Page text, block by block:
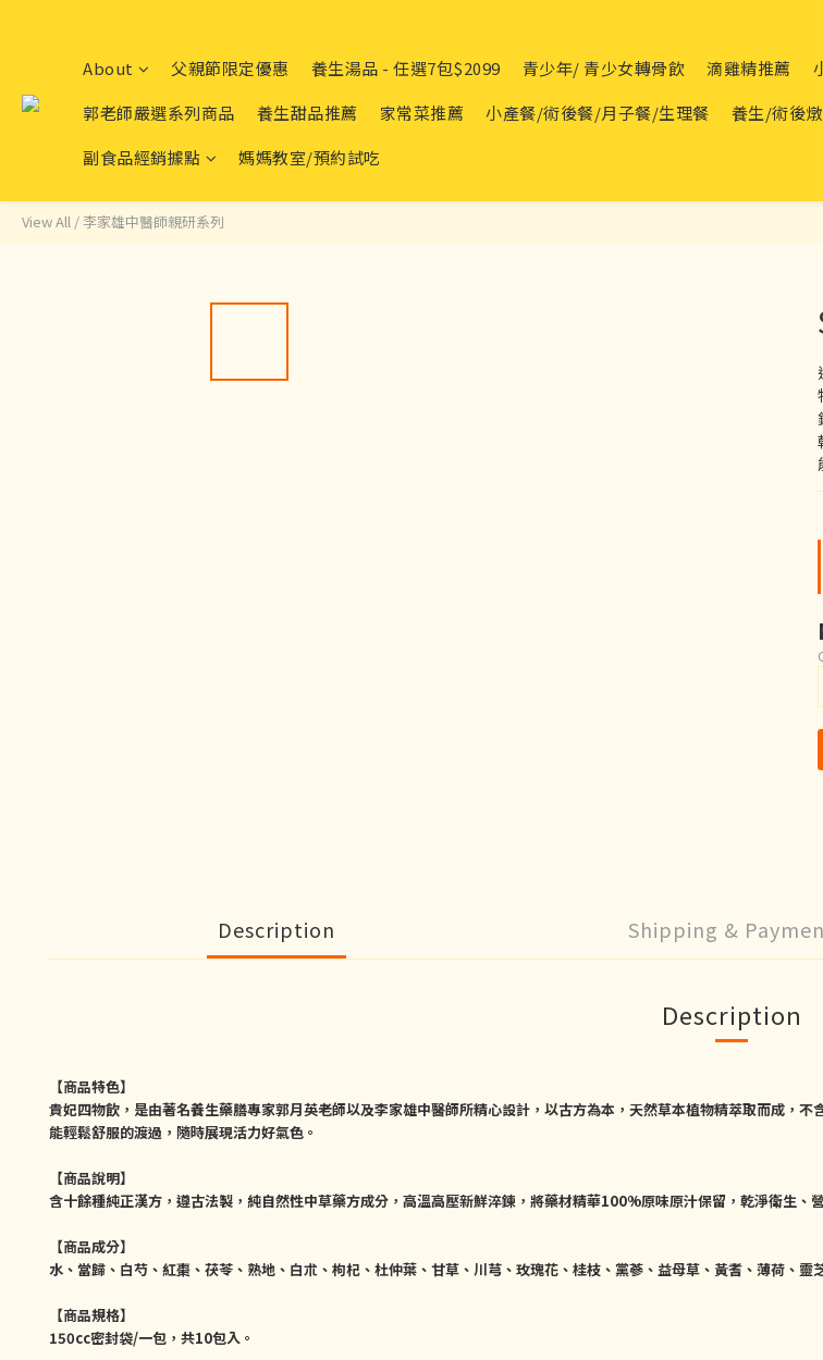
About 父親節限定優惠 養生湯品 - 任選7包$2099 青少年/ 青少女轉骨飲 滴雞精推薦
郭老師嚴選系列商品
養生甜品推薦 家常菜推薦 小產餐/術後餐/月子餐/生理餐 養生/術後
副食品經銷據點
媽媽教室/預約試吃
View All / 李家雄中醫師親研系列
Description Shipping &
Description
【商品特色】
貴妃四物飲，是由著名養生藥膳專家郭月英老師以及李家雄中醫師所精心設計，以古方為本，天然草本植物精萃取而成，
能輕鬆舒服的渡過，隨時展現活力好氣色。
【商品說明】
含十餘種純正漢方，遵古法製，純自然性中草藥方成分，高溫高壓新鮮淬鍊，將藥材精華100%原味原汁保留，乾淨衛生、
【商品成分】
水、當歸、白芍、紅棗、茯苓、熟地、白朮、枸杞、杜仲葉、甘草、川芎、玫瑰花、桂枝、黨蔘、益母草、黃耆、薄荷、靈
【商品規格】
150cc密封袋/一包，共10包入。